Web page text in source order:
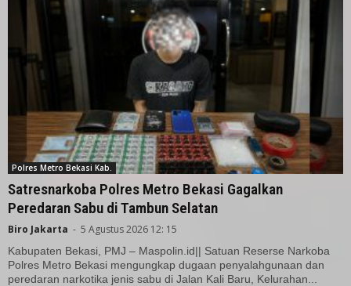
Polres Metro Bekasi Kab.
Satresnarkoba Polres Metro Bekasi Gagalkan
Peredaran Sabu di Tambun Selatan
Biro Jakarta - 5 Agustus 2026 12: 15
Kabupaten Bekasi, PMJ – Maspolin.id|| Satuan Reserse Narkoba
Polres Metro Bekasi mengungkap dugaan penyalahgunaan dan
peredaran narkotika jenis sabu di Jalan Kali Baru, Kelurahan...